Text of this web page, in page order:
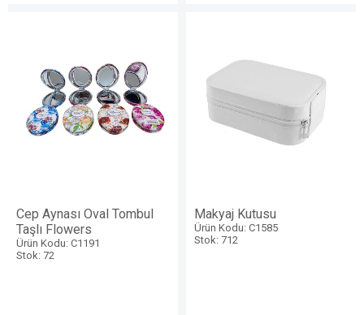
Cep Aynası Oval Tombul
Taşlı Flowers
Ürün Kodu: C1191
Stok: 72
Makyaj Kutusu
Ürün Kodu: C1585
Stok: 712